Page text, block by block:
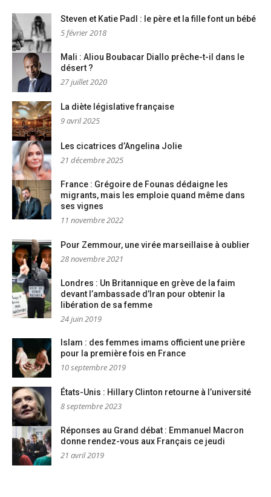
Steven et Katie Padl : le père et la fille font un bébé
5 février 2018
Mali : Aliou Boubacar Diallo prêche-t-il dans le
désert ?
27 juillet 2020
La diète législative française
9 avril 2025
Les cicatrices d’Angelina Jolie
21 décembre 2025
France : Grégoire de Founas dédaigne les
migrants, mais les emploie quand même dans
ses vignes
11 novembre 2022
Pour Zemmour, une virée marseillaise à oublier
28 novembre 2021
Londres : Un Britannique en grève de la faim
devant l’ambassade d’Iran pour obtenir la
libération de sa femme
24 juin 2019
Islam : des femmes imams officient une prière
pour la première fois en France
10 septembre 2019
États-Unis : Hillary Clinton retourne à l’université
8 septembre 2023
Réponses au Grand débat : Emmanuel Macron
donne rendez-vous aux Français ce jeudi
21 avril 2019